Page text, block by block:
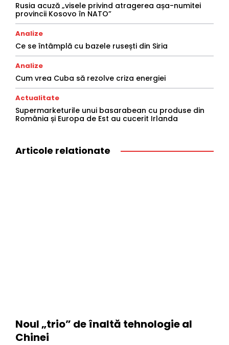
Rusia acuză „visele privind atragerea așa-numitei
provincii Kosovo în NATO”
Analize
Ce se întâmplă cu bazele rusești din Siria
Analize
Cum vrea Cuba să rezolve criza energiei
Actualitate
Supermarketurile unui basarabean cu produse din
România și Europa de Est au cucerit Irlanda
Articole relationate
Noul „trio” de înaltă tehnologie al
Chinei